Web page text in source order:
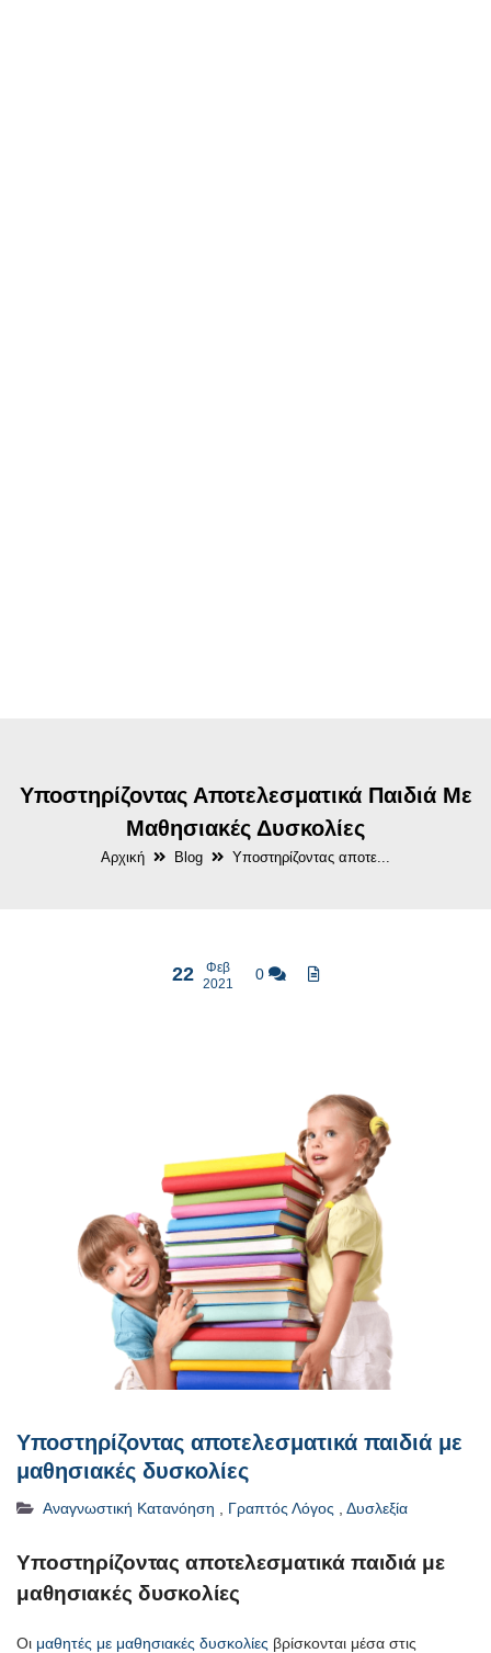
Υποστηρίζοντας Αποτελεσματικά Παιδιά Με
Μαθησιακές Δυσκολίες
Αρχική Blog Υποστηρίζοντας αποτε...
22
Φεβ
2021
0
Υποστηρίζοντας αποτελεσματικά παιδιά με
μαθησιακές δυσκολίες
Αναγνωστική Κατανόηση Γραπτός Λόγος Δυσλεξία
Υποστηρίζοντας αποτελεσματικά παιδιά με
μαθησιακές δυσκολίες
Oι μαθητές με μαθησιακές δυσκολίες βρίσκονται μέσα στις